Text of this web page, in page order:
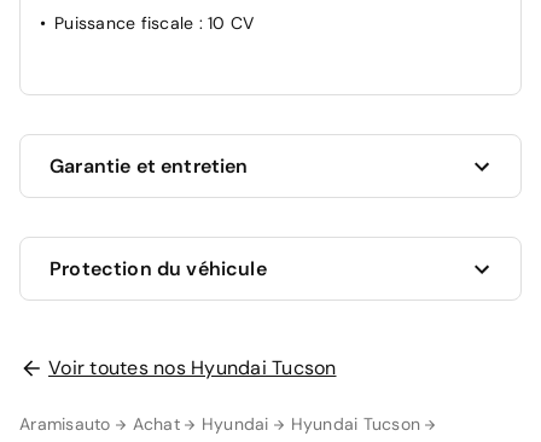
Voir toutes nos Hyundai Tucson
Aramisauto Achat Hyundai
Hyundai Tucson
Puissance fiscale : 10 CV
Garantie et entretien
jusqu'au 01/05/2028 soit pour une durée de 21 mois.
Les travaux couverts par la garantie seront
réseau constructeur.
jusqu'a 5 ans. Rapprochez-vous de votre conseiller
Protection du véhicule
AUCUNE PROTECTION